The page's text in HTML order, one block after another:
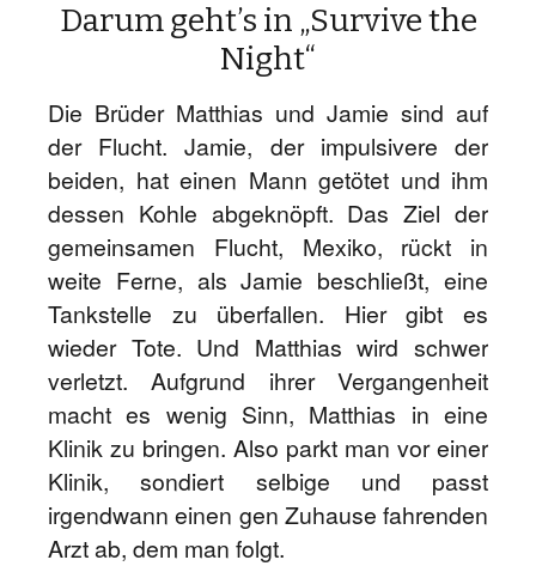
Darum geht’s in „Survive the
Night“
Die Brüder Matthias und Jamie sind auf
der Flucht. Jamie, der impulsivere der
beiden, hat einen Mann getötet und ihm
dessen Kohle abgeknöpft. Das Ziel der
gemeinsamen Flucht, Mexiko, rückt in
weite Ferne, als Jamie beschließt, eine
Tankstelle zu überfallen. Hier gibt es
wieder Tote. Und Matthias wird schwer
verletzt. Aufgrund ihrer Vergangenheit
macht es wenig Sinn, Matthias in eine
Klinik zu bringen. Also parkt man vor einer
Klinik, sondiert selbige und passt
irgendwann einen gen Zuhause fahrenden
Arzt ab, dem man folgt.